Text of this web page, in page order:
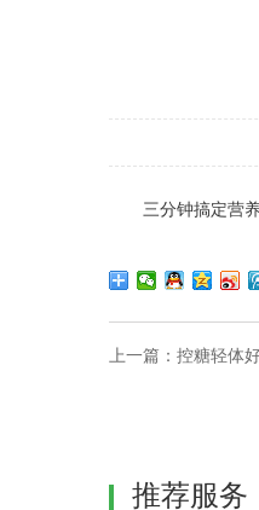
三分钟搞定营
上一篇： 控糖轻体
推荐服务